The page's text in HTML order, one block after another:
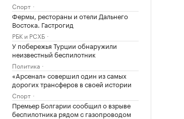
Спорт
Фермы, рестораны и отели Дальнего
Востока. Гастрогид
РБК и РСХБ
У побережья Турции обнаружили
неизвестный беспилотник
Политика
«Арсенал» совершил один из самых
дорогих трансферов в своей истории
Спорт
Премьер Болгарии сообщил о взрыве
беспилотника рядом с газопроводом